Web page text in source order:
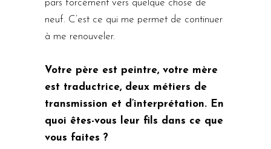
pars forcément vers quelque chose de
neuf. C’est ce qui me permet de continuer
à me renouveler.
Votre père est peintre, votre mère
est traductrice, deux métiers de
transmission et d’interprétation. En
quoi êtes-vous leur fils dans ce que
vous faites ?